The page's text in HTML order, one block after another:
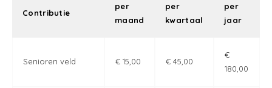
Contributie
per
maand
per
kwartaal
per
jaar
Senioren veld € 15,00 € 45,00
€
180,00